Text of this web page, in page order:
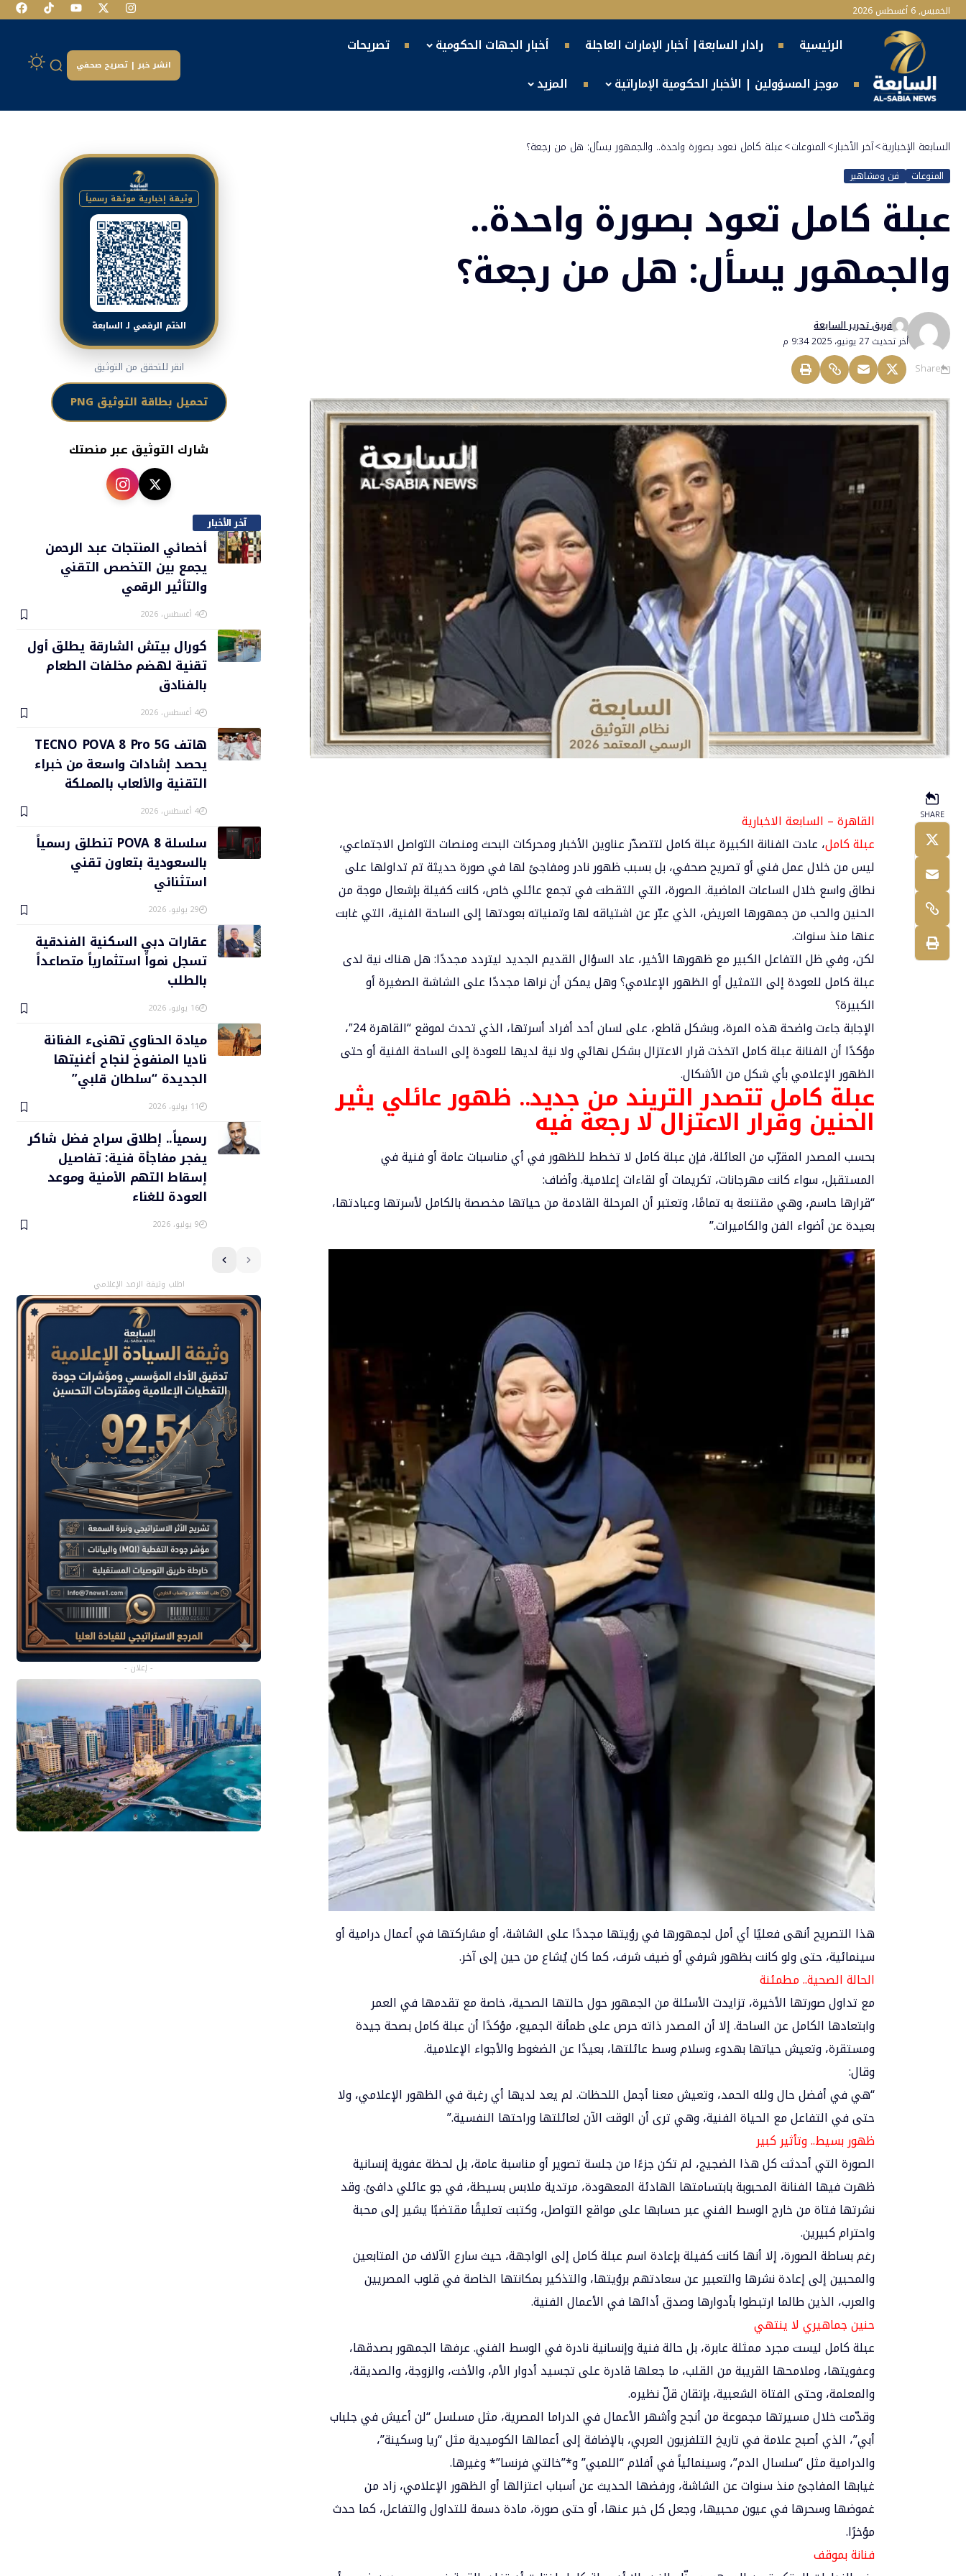
الخميس, 6 أغسطس 2026
الرئيسية رادار السابعة| أخبار الإمارات العاجلة أخبار الجهات الحكومية
تصريحات
موجز المسؤولين | الأخبار الحكومية الإماراتية
المزيد
انشر خبر | تصريح صحفي
السابعة الإخبارية>آخر الأخبار>المنوعات>عبلة كامل تعود بصورة واحدة.. والجمهور يسأل: هل من رجعة؟
المنوعات فن ومشاهير
عبلة كامل تعود بصورة واحدة..
والجمهور يسأل: هل من رجعة؟
أخر تحديث 27 يونيو، 2025 9:34 م
فريق تحرير السابعة
Share
SHARE
القاهرة – السابعة الاخبارية
عبلة كامل، عادت الفنانة الكبيرةعبلة كامللتتصدّر عناوين الأخبار ومحركات البحث ومنصاتالتواصل الاجتماعي،
ليس من خلال عمل فني أو تصريح صحفي، بل بسبب ظهور نادر ومفاجئ لها في صورة حديثة تم تداولها على
نطاق واسع خلال الساعات الماضية. الصورة، التي التقطت في تجمع عائلي خاص، كانت كفيلة بإشعال موجة من
الحنين والحب من جمهورها العريض، الذي عبّر عن اشتياقه لها وتمنياته بعودتها إلى الساحة الفنية، التي غابت
عنها منذ سنوات.
لكن، وفي ظل التفاعل الكبير مع ظهورها الأخير، عاد السؤال القديم الجديد ليتردد مجددًا: هل هناك نية لدى
عبلة كامل للعودة إلى التمثيل أو الظهور الإعلامي؟ وهل يمكن أن نراها مجددًا على الشاشة الصغيرة أو
الكبيرة؟
الإجابة جاءت واضحة هذه المرة، وبشكل قاطع، على لسان أحد أفراد أسرتها، الذي تحدث لموقع “القاهرة 24″،
مؤكدًا أن الفنانة عبلة كامل اتخذت قرار الاعتزال بشكل نهائي ولا نية لديها للعودة إلى الساحة الفنية أو حتى
الظهور الإعلامي بأي شكل من الأشكال.
عبلة كامل تتصدر التريند من جديد.. ظهور عائلي يثير
الحنين وقرار الاعتزال لا رجعة فيه
بحسب المصدر المقرّب من العائلة، فإن عبلة كامل لا تخطط للظهور في أي مناسبات عامة أو فنية في
المستقبل، سواء كانت مهرجانات، تكريمات أو لقاءات إعلامية. وأضاف:
“قرارها حاسم، وهي مقتنعة به تمامًا، وتعتبر أن المرحلة القادمة من حياتها مخصصة بالكامل لأسرتها وعبادتها،
بعيدة عن أضواء الفن والكاميرات.”
هذا التصريح أنهى فعليًا أي أمل لجمهورها في رؤيتها مجددًا على الشاشة، أو مشاركتها في أعمال درامية أو
سينمائية، حتى ولو كانت بظهور شرفي أو ضيف شرف، كما كان يُشاع من حين إلى آخر.
الحالة الصحية.. مطمئنة
مع تداول صورتها الأخيرة، تزايدت الأسئلة من الجمهور حول حالتها الصحية، خاصة مع تقدمها في العمر
وابتعادها الكامل عن الساحة. إلا أن المصدر ذاته حرص على طمأنة الجميع، مؤكدًا أن عبلة كامل بصحة جيدة
ومستقرة، وتعيش حياتها بهدوء وسلام وسط عائلتها، بعيدًا عن الضغوط والأجواء الإعلامية.
وقال:
“هي في أفضل حال ولله الحمد، وتعيش معنا أجمل اللحظات. لم يعد لديها أي رغبة في الظهور الإعلامي، ولا
حتى في التفاعل مع الحياة الفنية، وهي ترى أن الوقت الآن لعائلتها وراحتها النفسية.”
ظهور بسيط.. وتأثير كبير
الصورة التي أحدثت كل هذا الضجيج، لم تكن جزءًا من جلسة تصوير أو مناسبة عامة، بل لحظة عفوية إنسانية
ظهرت فيها الفنانة المحبوبة بابتسامتها الهادئة المعهودة، مرتدية ملابس بسيطة، في جو عائلي دافئ. وقد
نشرتها فتاة من خارج الوسط الفني عبر حسابها على مواقع التواصل، وكتبت تعليقًا مقتضبًا يشير إلى محبة
واحترام كبيرين.
رغم بساطة الصورة، إلا أنها كانت كفيلة بإعادة اسم عبلة كامل إلى الواجهة، حيث سارع الآلاف من المتابعين
والمحبين إلى إعادة نشرها والتعبير عن سعادتهم برؤيتها، والتذكير بمكانتها الخاصة في قلوب المصريين
والعرب، الذين طالما ارتبطوا بأدوارها وصدق أدائها في الأعمال الفنية.
حنين جماهيري لا ينتهي
عبلة كامل ليست مجرد ممثلة عابرة، بل حالة فنية وإنسانية نادرة في الوسط الفني. عرفها الجمهور بصدقها،
وعفويتها، وملامحها القريبة من القلب، ما جعلها قادرة على تجسيد أدوار الأم، والأخت، والزوجة، والصديقة،
والمعلمة، وحتى الفتاة الشعبية، بإتقان قلّ نظيره.
وقدّمت خلال مسيرتها مجموعة من أنجح وأشهر الأعمال في الدراما المصرية، مثل مسلسل “لن أعيش في جلباب
أبي”، الذي أصبح علامة في تاريخ التلفزيون العربي، بالإضافة إلى أعمالها الكوميدية مثل “ريا وسكينة”،
والدرامية مثل “سلسال الدم”، وسينمائياً في أفلام “اللمبي” و*”خالتي فرنسا”* وغيرها.
غيابها المفاجئ منذ سنوات عن الشاشة، ورفضها الحديث عن أسباب اعتزالها أو الظهور الإعلامي، زاد من
غموضها وسحرها في عيون محبيها، وجعل كل خبر عنها، أو حتى صورة، مادة دسمة للتداول والتفاعل، كما حدث
مؤخرًا.
فنانة بموقف
وثيقة إخبارية موثقة رسمياً
الختم الرقمي لـ السابعة
انقر للتحقق من التوثيق
تحميل بطاقة التوثيق PNG
شارك التوثيق عبر منصتك
آخر الأخبار
أخصائي المنتجات عبد الرحمن
يجمع بين التخصص التقني
والتأثير الرقمي
4 أغسطس، 2026
كورال بيتش الشارقة يطلق أول
تقنية لهضم مخلفات الطعام
بالفنادق
4 أغسطس، 2026
هاتف TECNO POVA 8 Pro 5G
يحصد إشادات واسعة من خبراء
التقنية والألعاب بالمملكة
4 أغسطس، 2026
سلسلة POVA 8 تنطلق رسمياً
بالسعودية بتعاون تقني
استثنائي
29 يوليو، 2026
عقارات دبي السكنية الفندقية
تسجل نمواً استثمارياً متصاعداً
بالطلب
16 يوليو، 2026
ميادة الحناوي تهنىء الفنانة
ناديا المنفوخ لنجاح أغنيتها
الجديدة “سلطان قلبي”
11 يوليو، 2026
رسمياً.. إطلاق سراح فضل شاكر
يفجر مفاجأة فنية: تفاصيل
إسقاط التهم الأمنية وموعد
العودة للغناء
9 يوليو، 2026
اطلب وثيقة الرصد الإعلامي
- إعلان -